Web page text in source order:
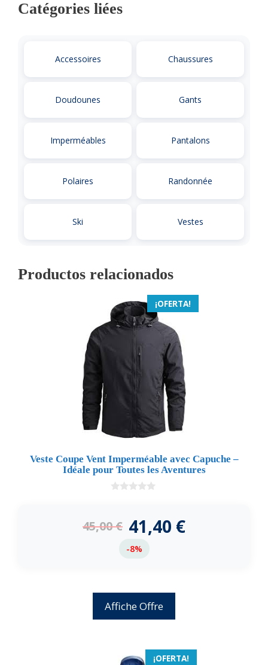
Catégories liées
Accessoires Chaussures
Doudounes Gants
Imperméables Pantalons
Polaires Randonnée
Ski Vestes
Productos relacionados
¡OFERTA!
Veste Coupe Vent Imperméable avec Capuche –
Idéale pour Toutes les Aventures
5
45,00€ 41,40 €
-8%
Affiche Offre
¡OFERTA!